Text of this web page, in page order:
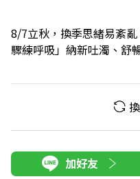
8/7立秋，換季思緒易紊
驟練呼吸」納新吐濁、舒
加好友